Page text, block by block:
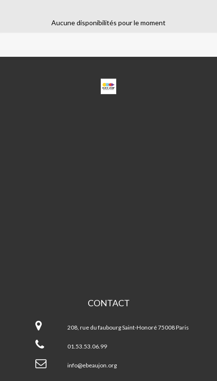
Aucune disponibilités pour le moment
ESPACE
BEAUJON
CONTACT
Beaujon
208, rue du faubourg Saint-Honoré 75008 Paris
01.53.53.06.99
info@ebeaujon.org